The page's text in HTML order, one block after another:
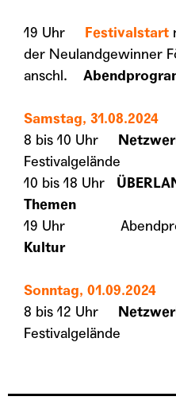
19 Uhr Festivalstart
der Neulandgewinner
anschl.
Samstag, 31.08.2024
8 bis 10 Uhr
Festivalgelände
10 bis 18 Uhr
Themen
19 Uhr
Kultur
Sonntag, 01.09.2024
8 bis 12 Uhr
Festivalgelände